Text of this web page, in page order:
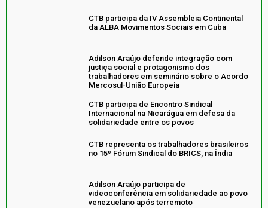
CTB participa da IV Assembleia Continental
da ALBA Movimentos Sociais em Cuba
Adilson Araújo defende integração com
justiça social e protagonismo dos
trabalhadores em seminário sobre o Acordo
Mercosul-União Europeia
CTB participa de Encontro Sindical
Internacional na Nicarágua em defesa da
solidariedade entre os povos
CTB representa os trabalhadores brasileiros
no 15º Fórum Sindical do BRICS, na Índia
Adilson Araújo participa de
videoconferência em solidariedade ao povo
venezuelano após terremoto